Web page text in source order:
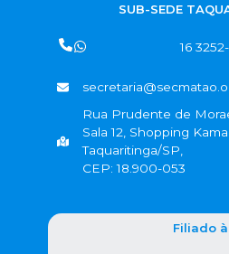
SUB-SEDE
16
Rua Prudente de
Sala 12, Shopping
Taquaritinga/SP,
CEP: 18.900-053
Filiado